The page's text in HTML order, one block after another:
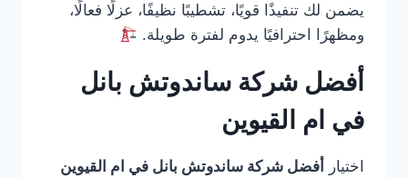
يضمن لك تنفيذًا قويًا، تشطيبًا نظيفًا، عزلًا فعالًا،
ومظهرًا احترافيًا يدوم لفترة طويلة.
أفضل شركة ساندوتش بانل
في ام القيوين
اختيار
أفضل شركة ساندوتش بانل في ام القيوين